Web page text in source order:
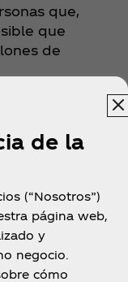
que,
que
de
de la
(“Nosotros”)
página web,
y
negocio.
cómo